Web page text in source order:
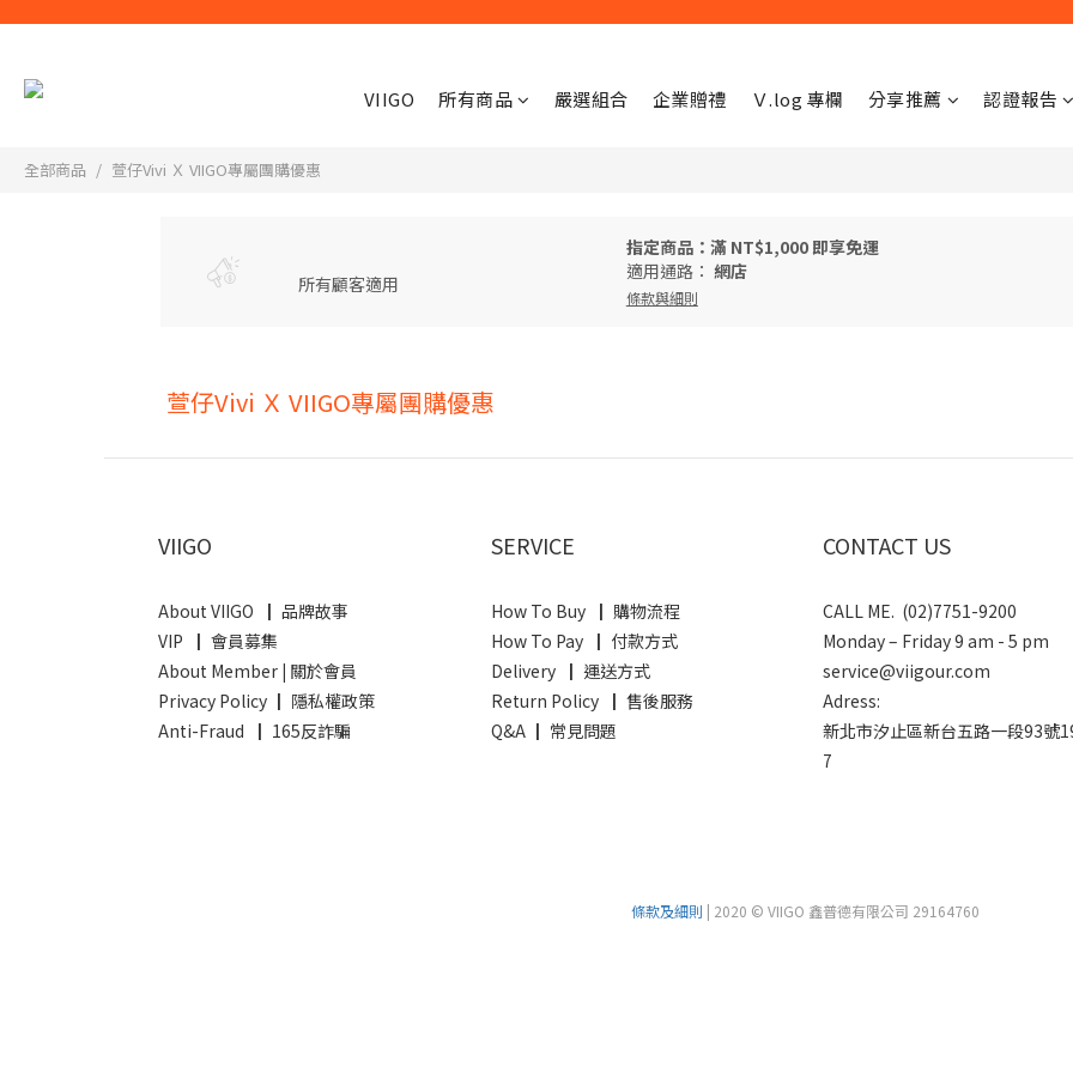
VIIGO 所有商品 嚴選組合 企業贈禮 Ｖ.log 專欄 分享推薦 認證報告
全部商品 萱仔Vivi Ｘ VIIGO專屬團購優惠
所有顧客適用
指定商品：滿 NT$1,000 即享免運
適用通路： 網店
條款與細則
萱仔Vivi Ｘ VIIGO專屬團購優惠
VIIGO
About VIIGO ┃ 品牌故事
VIP ┃ 會員募集
About Member | 關於會員
Privacy Policy ┃ 隱私權政策
Anti-Fraud ┃ 165反詐騙
SERVICE
How To Buy ┃ 購物流程
How To Pay ┃ 付款方式
Delivery ┃ 運送方式
Return Policy ┃ 售後服務
Q&A ┃ 常見問題
CONTACT US
CALL ME. (02)7751-9200
Monday – Friday 9 am - 5 pm
service@viigour.com
Adress:
新北市汐止區新台五路一段93號
7
條款及細則 | 2020 © VIIGO 鑫普德有限公司 29164760